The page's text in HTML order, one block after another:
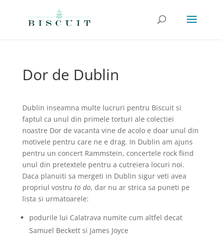
Dor de Dublin
Dublin inseamna multe lucruri pentru Biscuit si
faptul ca unul din primele torturi ale colectiei
noastre Dor de vacanta vine de acolo e doar unul din
motivele pentru care ne e drag. In Dublin am ajuns
pentru un concert Rammstein, concertele rock fiind
unul din pretextele pentru a cutreiera locuri noi.
Daca planuiti sa mergeti in Dublin sigur veti avea
propriul vostru to do, dar nu ar strica sa puneti pe
lista si urmatoarele:
podurile lui Calatrava numite cum altfel decat
Samuel Beckett si James Joyce